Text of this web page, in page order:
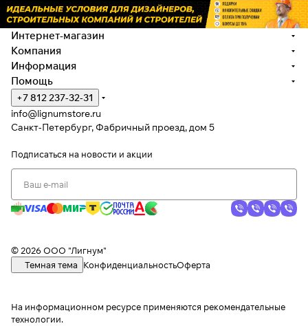
Интернет-магазин
Компания
Информация
Помощь
+7 812 237-32-31
info@lignumstore.ru
Санкт-Петербург, Фабричный проезд, дом 5
Подписаться на новости и акции
© 2026 ООО "Лигнум"
Темная тема
КонфиденциальностьОферта
На информационном ресурсе применяются рекомендательные
технологии.